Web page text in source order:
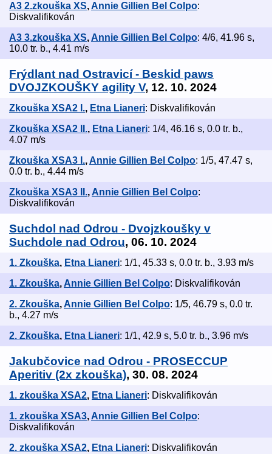
A3 2.zkouška XS,Annie Gillien Bel Colpo:
Diskvalifikován
A3 3.zkouška XS, Annie Gillien Bel Colpo: 4/6, 41.96 s,
10.0 tr. b., 4.41 m/s
Frýdlant nad Ostravicí - Beskid paws
DVOJZKOUŠKY agility V, 12. 10. 2024
Zkouška XSA2 I., Etna Lianeri: Diskvalifikován
Zkouška XSA2 II., Etna Lianeri: 1/4, 46.16 s, 0.0 tr. b.,
4.07 m/s
Zkouška XSA3 I.,Annie Gillien Bel Colpo: 1/5, 47.47 s,
0.0 tr. b., 4.44 m/s
Zkouška XSA3 II., Annie Gillien Bel Colpo:
Diskvalifikován
Suchdol nad Odrou - Dvojzkoušky v
Suchdole nad Odrou, 06. 10. 2024
1. Zkouška, Etna Lianeri: 1/1, 45.33 s, 0.0 tr. b., 3.93 m/s
1. Zkouška, Annie Gillien Bel Colpo: Diskvalifikován
2. Zkouška,Annie Gillien Bel Colpo: 1/5, 46.79 s, 0.0 tr.
b., 4.27 m/s
2. Zkouška, Etna Lianeri: 1/1, 42.9 s, 5.0 tr. b., 3.96 m/s
Jakubčovice nad Odrou - PROSECCUP
Aperitiv (2x zkouška), 30. 08. 2024
1. zkouška XSA2, Etna Lianeri: Diskvalifikován
1. zkouška XSA3, Annie Gillien Bel Colpo:
Diskvalifikován
2. zkouška XSA2, Etna Lianeri: Diskvalifikován